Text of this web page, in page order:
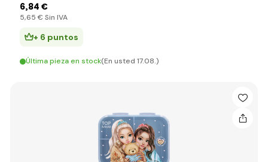
6,84 €
5,65 € Sin IVA
+ 6 puntos
Última pieza en stock(En usted 17.08.)